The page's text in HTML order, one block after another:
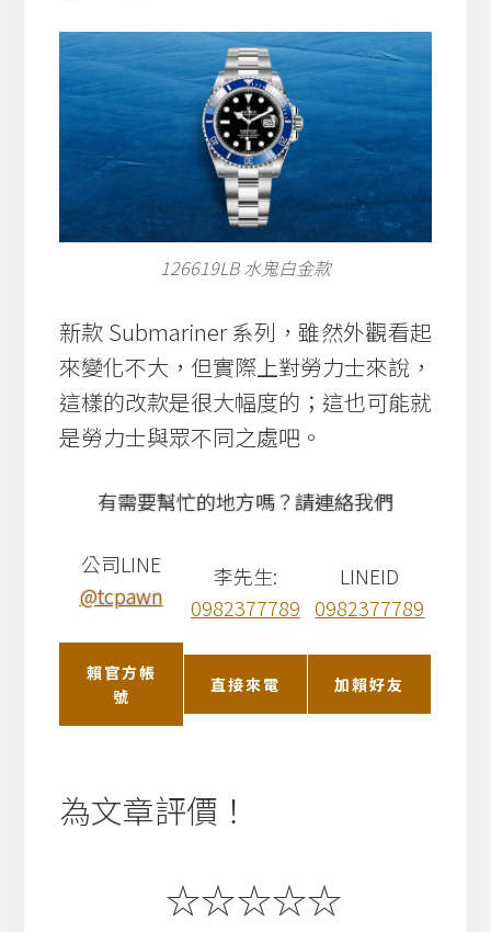
126619LB 水鬼白金款
新款 Submariner 系列，雖然外觀看起
來變化不大，但實際上對勞力士來說，
這樣的改款是很大幅度的；這也可能就
是勞力士與眾不同之處吧。
有需要幫忙的地方嗎？請連絡我們
公司LINE
@tcpawn
賴官方帳
號
李先生:
0982377789
直接來電
LINEID
0982377789
加賴好友
為文章評價！
☆
☆
☆
☆
☆